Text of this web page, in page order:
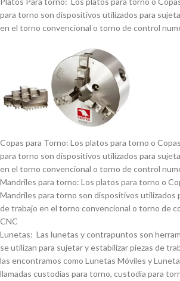
para torno son dispositivos utilizados para
en el torno convencional o torno de control
Copas para Torno: Los platos para torno o
para torno son dispositivos utilizados para
en el torno convencional o torno de control
Mandriles para torno: Los platos para torno o
Mandriles para torno son dispositivos utilizados
de trabajo en el torno convencional o torno de
CNC
Lunetas: Las lunetas y contrapuntos son
se utilizan para sujetar y estabilizar piezas de
las encontramos como Lunetas Móviles y
llamadas custodias para torno, custodia para